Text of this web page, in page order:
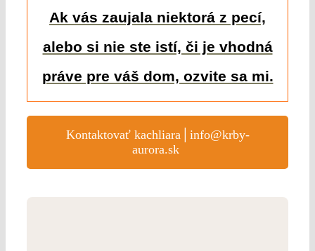
Ak vás zaujala niektorá z pecí,
alebo si nie ste istí, či je vhodná
práve pre váš dom, ozvite sa mi.
Kontaktovať kachliara│info@krby-
aurora.sk